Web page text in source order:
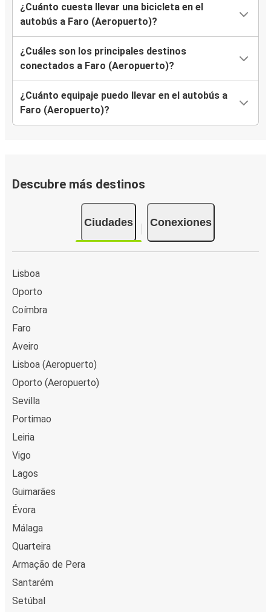
Faro (Aeropuerto)
Vigo
Vigo
Faro (Aeropuerto)
Madrid
Faro (Aeropuerto)
Faro (Aeropuerto)
Bilbao
Faro (Aeropuerto)
Braga
Santiago de Compostela
Faro (Aeropuerto)
¿Cuánto cuesta llevar una bicicleta en el
autobús a Faro (Aeropuerto)?
¿Cuáles son los principales destinos
conectados a Faro (Aeropuerto)?
¿Cuánto equipaje puedo llevar en el autobús a
Faro (Aeropuerto)?
Descubre más destinos
Ciudades Conexiones
Lisboa
Oporto
Coímbra
Faro
Aveiro
Lisboa (Aeropuerto)
Oporto (Aeropuerto)
Sevilla
Portimao
Leiria
Vigo
Lagos
Guimarães
Évora
Málaga
Quarteira
Armação de Pera
Santarém
Setúbal